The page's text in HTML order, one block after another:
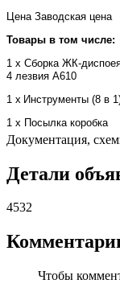
Цена Заводская цена
Товары в том числе:
1 x Сборка ЖК-
4 лезвия A610
1 x Инструменты (8 в
1 x Посылка коробка
Документация,
Детали
4532
Чтобы